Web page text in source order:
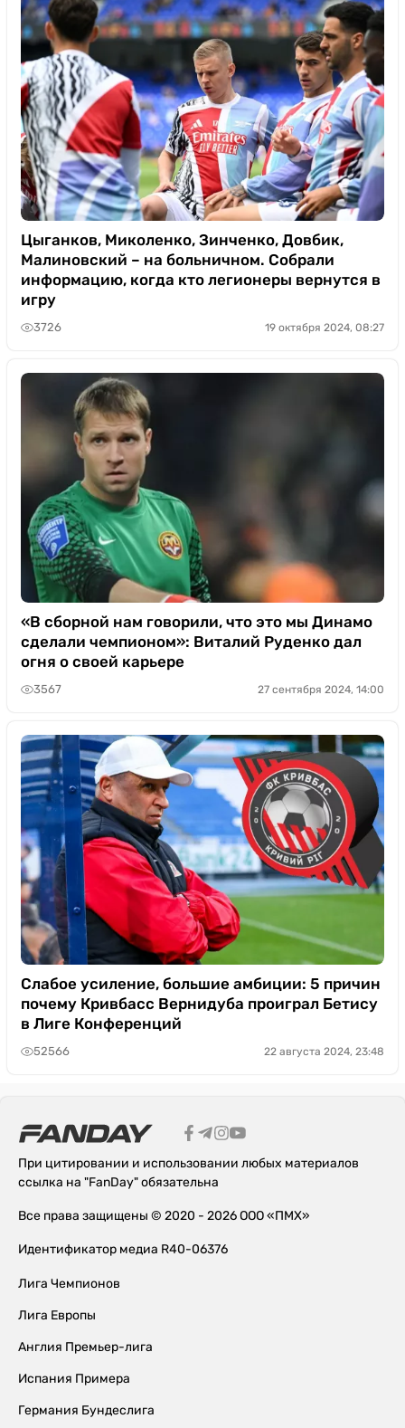
Цыганков, Миколенко, Зинченко, Довбик,
Малиновский – на больничном. Собрали
информацию, когда кто легионеры вернутся в
игру
3726 19 октября 2024, 08:27
«В сборной нам говорили, что это мы Динамо
сделали чемпионом»: Виталий Руденко дал
огня о своей карьере
3567 27 сентября 2024, 14:00
Слабое усиление, большие амбиции: 5 причин
почему Кривбасс Вернидуба проиграл Бетису
в Лиге Конференций
52566 22 августа 2024, 23:48
При цитировании и использовании любых материалов
ссылка на "FanDay" обязательна
Все права защищены © 2020 - 2026 ООО «ПМХ»
Идентификатор медиа R40-06376
Лига Чемпионов
Лига Европы
Англия Премьер-лига
Испания Примера
Германия Бундеслига